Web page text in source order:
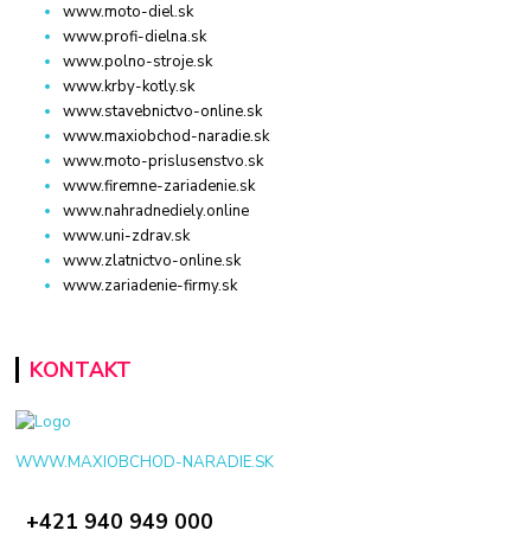
www.moto-diel.sk
www.profi-dielna.sk
www.polno-stroje.sk
www.krby-kotly.sk
www.stavebnictvo-online.sk
www.maxiobchod-naradie.sk
www.moto-prislusenstvo.sk
www.firemne-zariadenie.sk
www.nahradnediely.online
www.uni-zdrav.sk
www.zlatnictvo-online.sk
www.zariadenie-firmy.sk
KONTAKT
WWW.MAXIOBCHOD-NARADIE.SK
+421 940 949 000